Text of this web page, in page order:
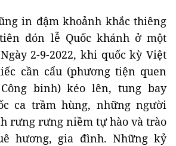
in đậm khoảnh khắc thiêng
đón lễ Quốc khánh ở một
2-9-2022, khi quốc kỳ Việt
cần cẩu (phương tiện quen
binh) kéo lên, tung bay
ca trầm hùng, những người
rưng rưng niềm tự hào và trào
hương, gia đình. Những kỷ